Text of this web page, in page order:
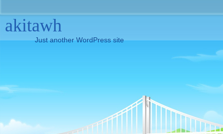
akitawh
Just another WordPress site